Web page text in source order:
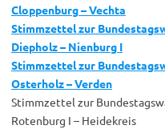
Cloppenburg – Vechta
Stimmzettel zur
Diepholz – Nienburg I
Stimmzettel zur
Osterholz – Verden
Stimmzettel zur
Rotenburg I – Heidekreis